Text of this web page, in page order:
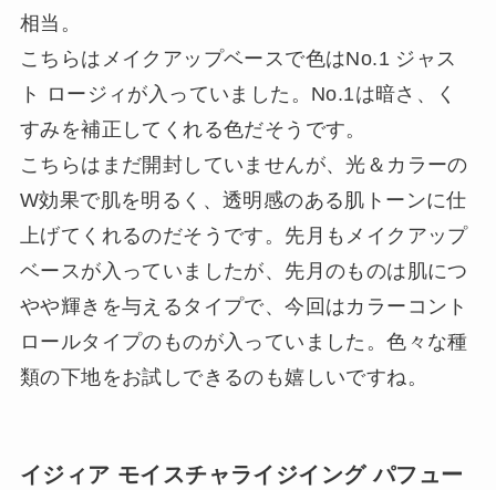
相当。
こちらはメイクアップベースで色はNo.1 ジャス
ト ロージィが入っていました。No.1は暗さ、く
すみを補正してくれる色だそうです。
こちらはまだ開封していませんが、光＆カラーの
W効果で肌を明るく、透明感のある肌トーンに仕
上げてくれるのだそうです。先月もメイクアップ
ベースが入っていましたが、先月のものは肌につ
やや輝きを与えるタイプで、今回はカラーコント
ロールタイプのものが入っていました。色々な種
類の下地をお試しできるのも嬉しいですね。
イジィア モイスチャライジイング パフュー